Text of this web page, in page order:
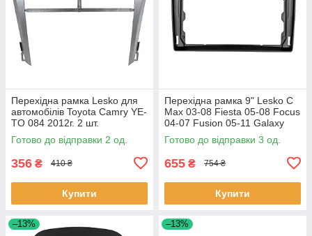
Перехідна рамка Lesko для
автомобілів Toyota Camry YE-
TO 084 2012г. 2 шт.
Готово до відправки 2 од.
356 ₴ 410 ₴
Купити
Перехідна рамка 9" Lesko C
Max 03-08 Fiesta 05-08 Focus
04-07 Fusion 05-11 Galaxy
06-08 Kuga 08-12 1 шт.
Готово до відправки 3 од.
655 ₴ 754 ₴
Купити
–13% –13%